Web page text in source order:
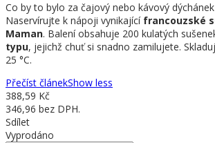
Co by to bylo za čajový nebo kávový
Naservírujte k nápoji vynikající francouzské
Maman. Balení obsahuje 200 kulatých
typu, jejichž chuť si snadno zamilujete.
25 °C.
Přečíst článekShow less
388,59 Kč
346,96 bez DPH.
Sdílet
Vyprodáno